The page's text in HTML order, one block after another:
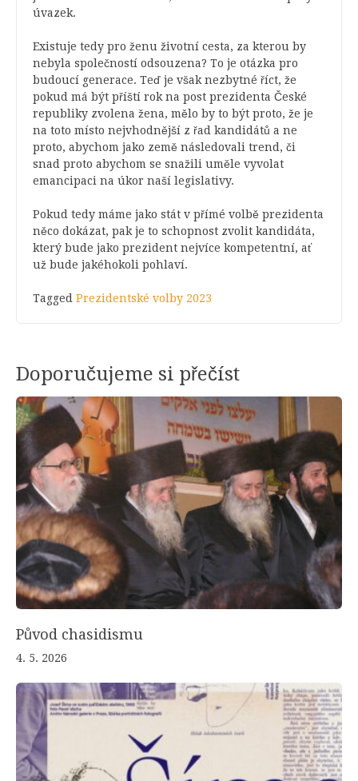
úvazek.
Existuje tedy pro ženu životní cesta, za kterou by
nebyla společností odsouzena? To je otázka pro
budoucí generace. Teď je však nezbytné říct, že
pokud má být příští rok na post prezidenta České
republiky zvolena žena, mělo by to být proto, že je
na toto místo nejvhodnější z řad kandidátů a ne
proto, abychom jako země následovali trend, či
snad proto abychom se snažili uměle vyvolat
emancipaci na úkor naší legislativy.
Pokud tedy máme jako stát v přímé volbě prezidenta
něco dokázat, pak je to schopnost zvolit kandidáta,
který bude jako prezident nejvíce kompetentní, ať
už bude jakéhokoli pohlaví.
Tagged Prezidentské volby 2023
Doporučujeme si přečíst
Původ chasidismu
4. 5. 2026